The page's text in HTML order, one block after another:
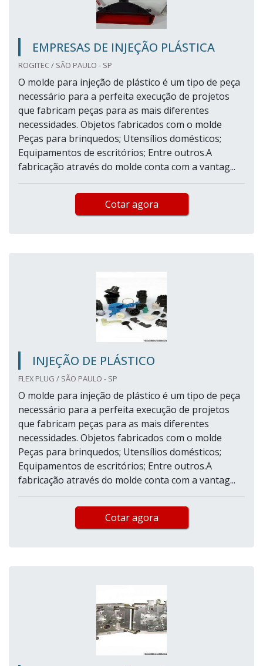
EMPRESAS DE INJEÇÃO PLÁSTICA
ROGITEC / SÃO PAULO - SP
O molde para injeção de plástico é um tipo de peça
necessário para a perfeita execução de projetos
que fabricam peças para as mais diferentes
necessidades. Objetos fabricados com o molde
Peças para brinquedos; Utensílios domésticos;
Equipamentos de escritórios; Entre outros.A
fabricação através do molde conta com a vantag...
Cotar agora
INJEÇÃO DE PLÁSTICO
FLEX PLUG / SÃO PAULO - SP
O molde para injeção de plástico é um tipo de peça
necessário para a perfeita execução de projetos
que fabricam peças para as mais diferentes
necessidades. Objetos fabricados com o molde
Peças para brinquedos; Utensílios domésticos;
Equipamentos de escritórios; Entre outros.A
fabricação através do molde conta com a vantag...
Cotar agora